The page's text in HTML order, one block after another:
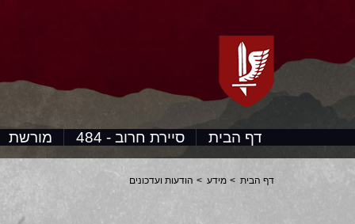
דף הבית סיירת חרוב - 484 מורשת
דף הבית מידע הודעות ועדכונים